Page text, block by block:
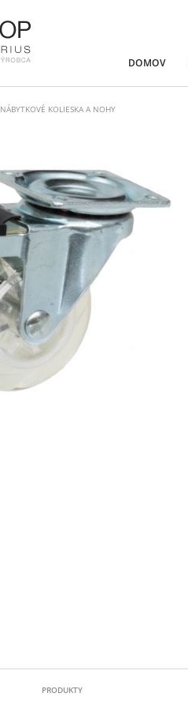
NÁBYTKOVÉ KOLIESKA A NOHY
PRODUKTY
DOMOV